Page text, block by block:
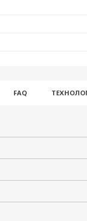
FAQ